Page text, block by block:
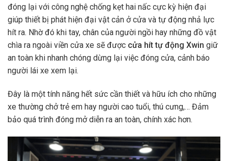
đóng lại với công nghệ chống kẹt hai nấc cực kỳ hiện đại
giúp thiết bị phát hiện đại vật cản ở cửa và tự động nhả lực
hít ra. Nhờ đó khi tay, chân của người ngồi hay những đồ vật
chìa ra ngoài viền cửa xe sẽ được cửa hít tự động Xwin giữ
an toàn khi nhanh chóng dừng lại việc đóng cửa, cảnh báo
người lái xe xem lại.
Đây là một tính năng hết sức cần thiết và hữu ích cho những
xe thường chở trẻ em hay người cao tuổi, thú cưng,… Đảm
bảo quá trình đóng mở diễn ra an toàn, chính xác hơn.